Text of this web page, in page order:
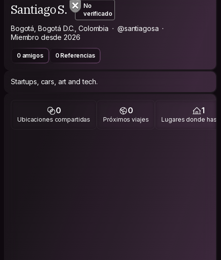
Santiago S.
No
verificado
Bogotá, Bogotá D.C., Colombia
@santiagosa
Miembro desde 2026
0 amigos 0 Referencias
Startups, cars, art and tech.
0
Ubicaciones compartidas
0
Próximos viajes
1
Lugares donde has